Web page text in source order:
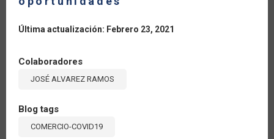
Última actualización: Febrero 23, 2021
Colaboradores
JOSÉ ALVAREZ RAMOS
Blog tags
COMERCIO-COVID19